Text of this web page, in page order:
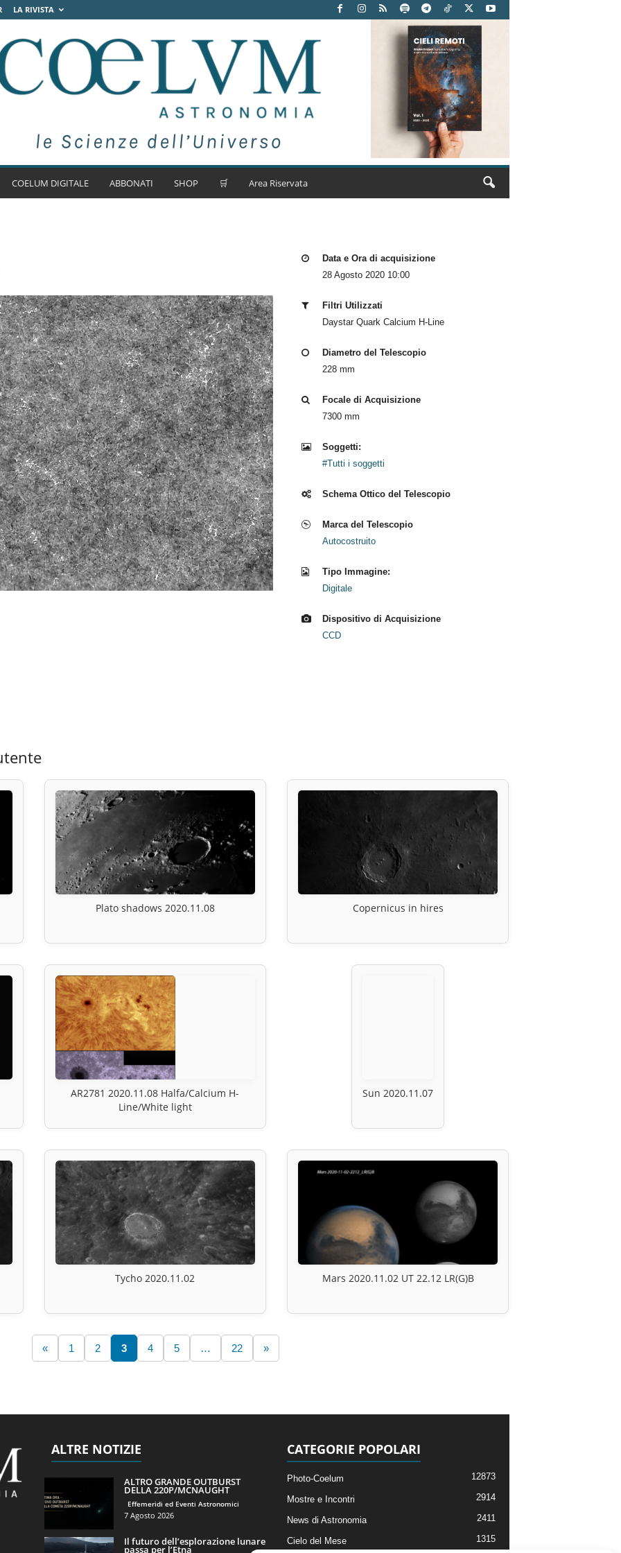
LA RIVISTA
COELUM DIGITALE ABBONATI SHOP 🛒 Area Riservata
Data e Ora di acquisizione
28 Agosto 2020 10:00
Filtri Utilizzati
Daystar Quark Calcium H-Line
Diametro del Telescopio
228 mm
Focale di Acquisizione
7300 mm
Soggetti:
#Tutti i soggetti
Schema Ottico del Telescopio
Marca del Telescopio
Autocostruito
Tipo Immagine:
Digitale
Dispositivo di Acquisizione
CCD
Plato shadows 2020.11.08 Copernicus in hires
AR2781 2020.11.08 Halfa/Calcium H-
Line/White light
Sun 2020.11.07
Tycho 2020.11.02 Mars 2020.11.02 UT 22.12 LR(G)B
« 1 2 3 4 5 … 22 »
ALTRE NOTIZIE
ALTRO GRANDE OUTBURST
DELLA 220P/MCNAUGHT
Effemeridi ed Eventi Astronomici
7 Agosto 2026
Il futuro dell’esplorazione lunare
passa per l’Etna
CATEGORIE POPOLARI
Photo-Coelum 12873
Mostre e Incontri 2914
News di Astronomia 2411
Cielo del Mese 1315